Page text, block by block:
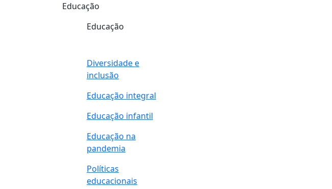
Educação
Educação
Diversidade e
inclusão
Educação integral
Educação infantil
Educação na
pandemia
Políticas
educacionais